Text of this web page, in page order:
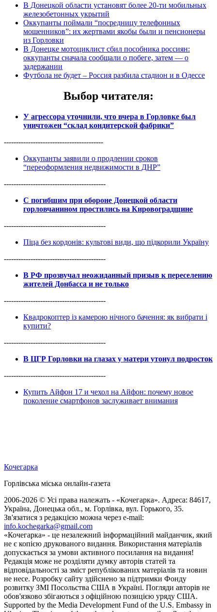
В Донецкой области установят более 20-ти мобильных
железобетонных укрытий
Оккупанты поймали “посредницу телефонных
мошенников”: их жертвами якобы были и пенсионеры
из Горловки
В Донецке мотоциклист сбил пособника россиян:
оккупанты сначала сообщали о побеге, затем — о
задержании
Футбола не будет – Россия разбила стадион и в Одессе
Выбор читателя:
У агрессора уточнили, что вчера в Горловке был
уничтожен “склад кондитерской фабрики”
-----------------------------------------
Оккупанты заявили о продлении сроков
“переоформления недвижимости в ДНР”
------------------------------------------
С погибшим при обороне Донецкой области
горловчанином простились на Кировоградщине
------------------------------------------
Піца без кордонів: культові види, що підкорили Україну
------------------------------------------
В РФ прозвучал неожиданный призыв к переселению
жителей Донбасса и не только
------------------------------------------
Квадрокоптер із камерою нічного бачення: як вибрати і
купити?
------------------------------------------
В ЦГР Горловки на глазах у матери утонул подросток
------------------------------------------
Купить Айфон 17 и чехол на Айфон: почему новое
поколение смартфонов заслуживает внимания
Кочегарка
Горлівська міська онлайн-газета
2006-2026 © Усі права належать - «Кочегарка». Адреса: 84617,
Україна, Донецька обл., м. Горлівка, вул. Горького, 35.
Зв'язатися з редакцією можна через e-mail:
info.kochegarka@gmail.com
«Кочегарка» - це незалежний інформаційний майданчик, який
не є копією друкованого видання. Використання матеріалів
допускається за умови активного посилання на видання!
Редакція може не розділяти думку авторів статей та
відповідальності за зміст републікованих матеріалів та новин
не несе. Розробку сайту здійснено за підтримки Фонду
розвитку ЗМІ Посольства США в Україні. Погляди авторів не
обов'язково збігаються з офіційною позицією уряду США.
Supported by the Media Development Fund of the U.S. Embassy in